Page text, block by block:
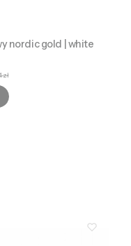
nordic gold | white
zł